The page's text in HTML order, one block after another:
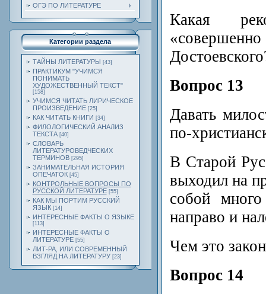
ОГЭ ПО ЛИТЕРАТУРЕ
Категории раздела
ТАЙНЫ ЛИТЕРАТУРЫ [43]
ПРАКТИКУМ "УЧИМСЯ
ПОНИМАТЬ
ХУДОЖЕСТВЕННЫЙ ТЕКСТ"
[158]
УЧИМСЯ ЧИТАТЬ ЛИРИЧЕСКОЕ
ПРОИЗВЕДЕНИЕ [25]
КАК ЧИТАТЬ КНИГИ [34]
ФИЛОЛОГИЧЕСКИЙ АНАЛИЗ
ТЕКСТА [40]
СЛОВАРЬ
ЛИТЕРАТУРОВЕДЧЕСКИХ
ТЕРМИНОВ [295]
ЗАНИМАТЕЛЬНАЯ ИСТОРИЯ
ОПЕЧАТОК [45]
КОНТРОЛЬНЫЕ ВОПРОСЫ ПО
РУССКОЙ ЛИТЕРАТУРЕ [55]
КАК МЫ ПОРТИМ РУССКИЙ
ЯЗЫК [14]
ИНТЕРЕСНЫЕ ФАКТЫ О ЯЗЫКЕ
[113]
ИНТЕРЕСНЫЕ ФАКТЫ О
ЛИТЕРАТУРЕ [55]
ЛИТ-РА, ИЛИ СОВРЕМЕННЫЙ
ВЗГЛЯД НА ЛИТЕРАТУРУ [23]
Какая
Вопрос 13
Давать
по-
В Старой
выходил на
собой
направо и
Чем это
Вопрос 14